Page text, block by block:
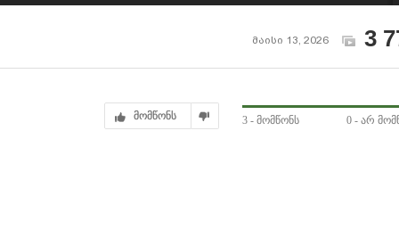
მაისი 13, 2026 3
მომწონს 3 - მომწონს 0 - არ